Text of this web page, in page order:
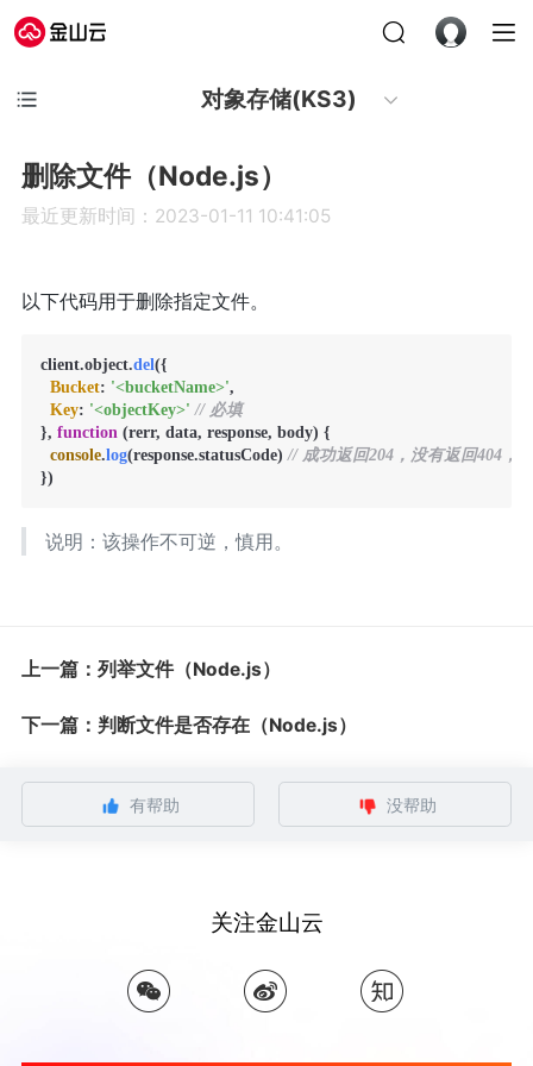
对象存储(KS3)
删除文件（Node.js）
最近更新时间：2023-01-11 10:41:05
以下代码用于删除指定文件。
client.object.del({
Bucket: '<bucketName>',
Key: '<objectKey>' // 必填
}, function (rerr, data, response, body) {
console.log(response.statusCode) // 成功返回204，没有返回404，
说明：该操作不可逆，慎用。
上一篇：列举文件（Node.js）
下一篇：判断文件是否存在（Node.js）
有帮助 没帮助
关注金山云